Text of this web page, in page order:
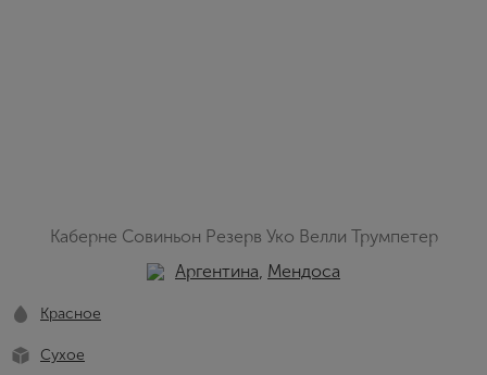
Каберне Совиньон Резерв Уко Велли Трумпетер
Аргентина, Мендоса
Красное
Сухое